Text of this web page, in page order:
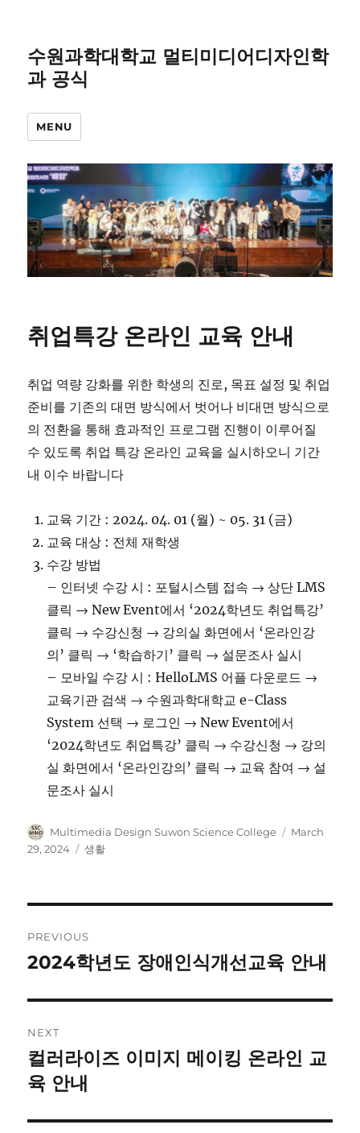
수원과학대학교 멀티미디어디자인학
과 공식
MENU
취업특강 온라인 교육 안내
취업 역량 강화를 위한 학생의 진로, 목표 설정 및 취업
준비를 기존의 대면 방식에서 벗어나 비대면 방식으로
의 전환을 통해 효과적인 프로그램 진행이 이루어질
수 있도록 취업 특강 온라인 교육을 실시하오니 기간
내 이수 바랍니다
교육 기간 : 2024. 04. 01 (월) ~ 05. 31 (금)
교육 대상 : 전체 재학생
수강 방법
– 인터넷 수강 시 : 포털시스템 접속 → 상단 LMS
클릭 → New Event에서 ‘2024학년도 취업특강’
클릭 → 수강신청 → 강의실 화면에서 ‘온라인강
의’ 클릭 → ‘학습하기’ 클릭 → 설문조사 실시
– 모바일 수강 시 : HelloLMS 어플 다운로드 →
교육기관 검색 → 수원과학대학교 e-Class
System 선택 → 로그인 → New Event에서
‘2024학년도 취업특강’ 클릭 → 수강신청 → 강의
실 화면에서 ‘온라인강의’ 클릭 → 교육 참여 → 설
문조사 실시
Author
Multimedia Design Suwon Science College
Posted
March
29, 2024
Categories
생활
navigation
PREVIOUS
Previous
2024학년도 장애인식개선교육 안내
NEXT
Next
post:
컬러라이즈 이미지 메이킹 온라인 교
육 안내